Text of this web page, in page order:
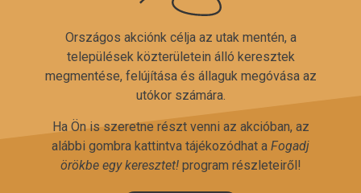
Országos akciónk célja az utak mentén, a
települések közterületein álló keresztek
megmentése, felújítása és állaguk megóvása az
utókor számára.
Ha Ön is szeretne részt venni az akcióban, az
alábbi gombra kattintva tájékozódhat a Fogadj
örökbe egy keresztet!program részleteiről!